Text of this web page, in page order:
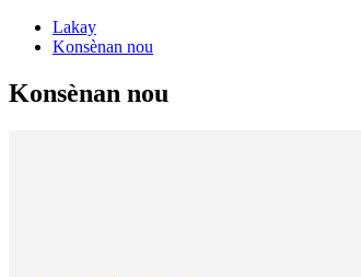
Lakay
Konsènan nou
Konsènan nou